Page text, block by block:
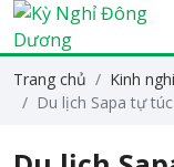
Trang chủ
Kinh
Du lịch Sapa tự